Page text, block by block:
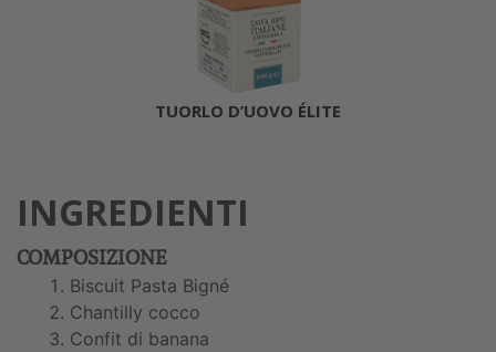
TUORLO D’UOVO ÉLITE
INGREDIENTI
COMPOSIZIONE
Biscuit Pasta Bigné
Chantilly cocco
Confit di banana